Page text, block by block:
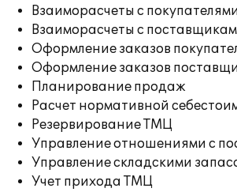
Взаиморасчеты с покупателями
Взаиморасчеты с
Оформление заказов
Оформление заказов
Планирование продаж
Расчет нормативной
Резервирование ТМЦ
Управление отношениями с
Управление складскими
Учет прихода ТМЦ